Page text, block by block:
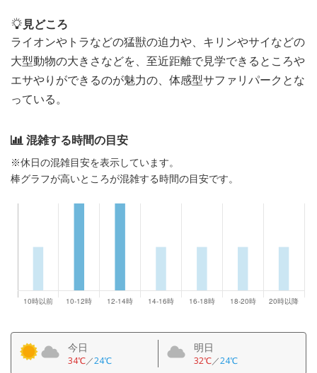
見どころ
ライオンやトラなどの猛獣の迫力や、キリンやサイなどの
大型動物の大きさなどを、至近距離で見学できるところや
エサやりができるのが魅力の、体感型サファリパークとな
っている。
混雑する時間の目安
※休日の混雑目安を表示しています。
棒グラフが高いところが混雑する時間の目安です。
今日
34℃／24℃
明日
32℃／24℃